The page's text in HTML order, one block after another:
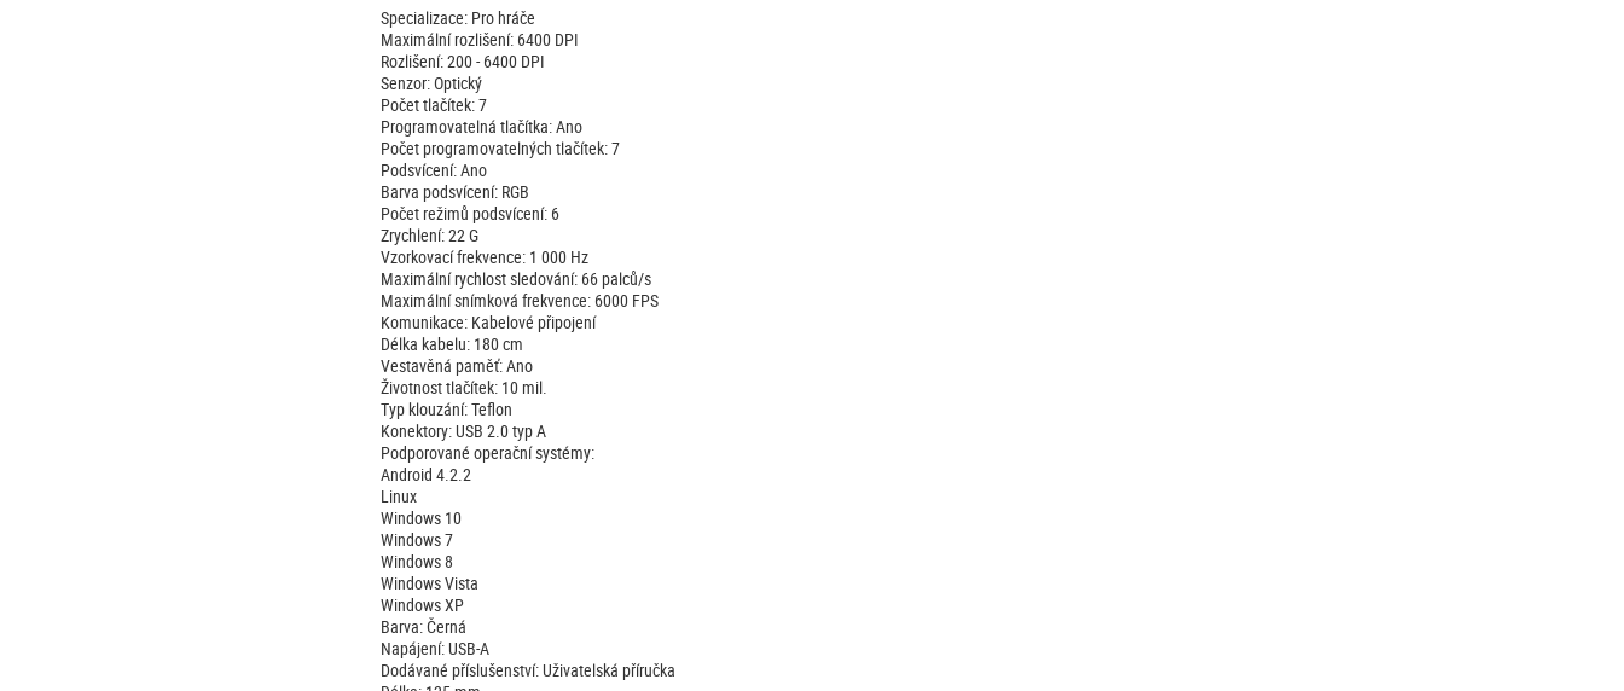
Specializace: Pro hráče
Maximální rozlišení: 6400 DPI
Rozlišení: 200 - 6400 DPI
Senzor: Optický
Počet tlačítek: 7
Programovatelná tlačítka: Ano
Počet programovatelných tlačítek: 7
Podsvícení: Ano
Barva podsvícení: RGB
Počet režimů podsvícení: 6
Zrychlení: 22 G
Vzorkovací frekvence: 1 000 Hz
Maximální rychlost sledování: 66 palců/s
Maximální snímková frekvence: 6000 FPS
Komunikace: Kabelové připojení
Délka kabelu: 180 cm
Vestavěná paměť: Ano
Životnost tlačítek: 10 mil.
Typ klouzání: Teflon
Konektory: USB 2.0 typ A
Podporované operační systémy:
Android 4.2.2
Linux
Windows 10
Windows 7
Windows 8
Windows Vista
Windows XP
Barva: Černá
Napájení: USB-A
Dodávané příslušenství: Uživatelská příručka